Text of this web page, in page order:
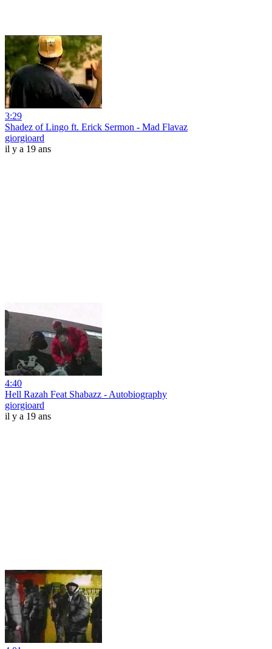
3:29
Shadez of Lingo ft. Erick Sermon - Mad Flavaz
giorgioard
il y a 19 ans
4:40
Hell Razah Feat Shabazz - Autobiography
giorgioard
il y a 19 ans